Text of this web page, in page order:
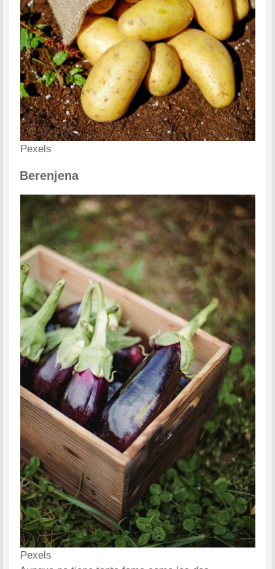
Pexels
Berenjena
Pexels